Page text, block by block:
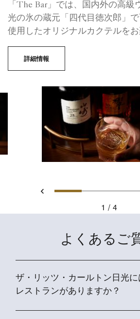
「The Bar」では、国内外の高級
光の氷の蔵元「四代目徳次郎」
使用したオリジナルカクテルをお
詳細情報
戻るスライド 1 -
スライ
ス
1
4
よくあるご
ザ・リッツ・カールトン日光
レストランがありますか？